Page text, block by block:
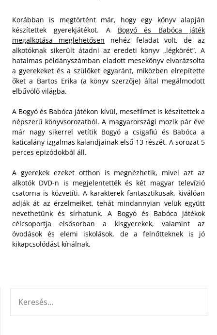
Korábban is megtörtént már, hogy egy könyv alapján
készítettek gyerekjátékot. A Bogyó és Babóca játék
megalkotása meglehetősen nehéz feladat volt, de az
alkotóknak sikerült átadni az eredeti könyv „légkörét”. A
hatalmas példányszámban eladott mesekönyv elvarázsolta
a gyerekeket és a szülőket egyaránt, miközben elrepítette
őket a Bartos Erika (a könyv szerzője) által megálmodott
elbűvölő világba.
A Bogyó és Babóca játékon kívül, mesefilmet is készítettek a
népszerű könyvsorozatból. A magyarországi mozik pár éve
már nagy sikerrel vetítik Bogyó a csigafiú és Babóca a
katicalány izgalmas kalandjainak első 13 részét. A sorozat 5
perces epizódokból áll.
A gyerekek ezeket otthon is megnézhetik, mivel azt az
alkotók DVD-n is megjelentették és két magyar televízió
csatorna is közvetíti. A karakterek fantasztikusak, kiválóan
adják át az érzelmeiket, tehát mindannyian velük együtt
nevethetünk és sírhatunk. A Bogyó és Babóca játékok
célcsoportja elsősorban a kisgyerekek, valamint az
óvodások és elemi iskolások, de a felnőtteknek is jó
kikapcsolódást kínálnak.